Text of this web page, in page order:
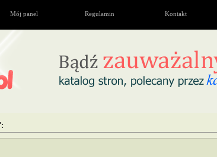
Mój panel Regulamin Kontakt